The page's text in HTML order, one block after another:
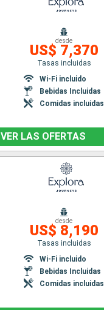
desde
US$ 7,370
Tasas incluidas
Wi-Fi incluido
Bebidas Incluidas
Comidas incluidas
VER LAS OFERTAS
desde
US$ 8,190
Tasas incluidas
Wi-Fi incluido
Bebidas Incluidas
Comidas incluidas